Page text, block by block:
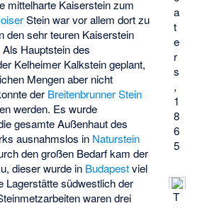
a
t
e
r
s
,
1
8
6
5
T
mittelharte Kaiserstein zum
Stein war vor allem dort zu
den sehr teuren Kaiserstein
Hauptstein des
Kelheimer Kalkstein geplant,
Mengen aber nicht
der Breitenbrunner Stein
werden. Es wurde
gesamte Außenhaut des
ausnahmslos in Naturstein
den großen Bedarf kam der
dieser wurde in Budapestviel
Lagerstätte südwestlich der
waren drei